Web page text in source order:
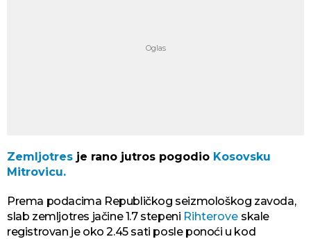
Zemljotres je rano jutros pogodio Kosovsku
Mitrovicu.
Prema podacima Republičkog seizmološkog zavoda,
slab zemljotres jačine 1.7 stepeni Rihterove skale
registrovan je oko 2.45 sati posle ponoći u kod